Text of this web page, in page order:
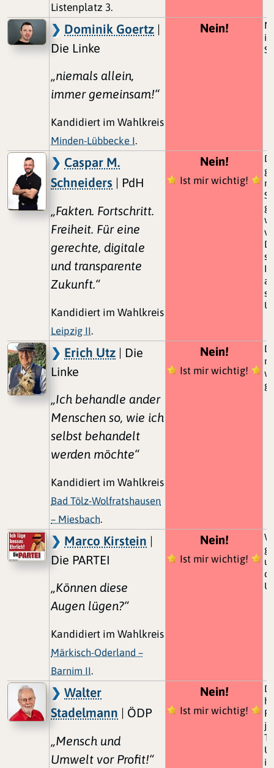
Listenplatz 3.
Dominik Goertz |
Die Linke
„niemals allein,
immer gemeinsam!“
Kandidiert im Wahlkreis
Minden-Lübbecke I.
Nein!
Caspar M.
Schneiders | PdH
„Fakten. Fortschritt.
Freiheit. Für eine
gerechte, digitale
und transparente
Zukunft.“
Kandidiert im Wahlkreis
Leipzig II.
Nein!
Ist mir wichtig!
Erich Utz | Die
Linke
„Ich behandle ander
Menschen so, wie ich
selbst behandelt
werden möchte“
Kandidiert im Wahlkreis
Bad Tölz-Wolfratshausen
– Miesbach.
Nein!
Ist mir wichtig!
Marco Kirstein |
Die PARTEI
„Können diese
Augen lügen?“
Kandidiert im Wahlkreis
Märkisch-Oderland –
Barnim II.
Nein!
Ist mir wichtig!
Walter
Stadelmann | ÖDP
„Mensch und
Umwelt vor Profit!“
Nein!
Ist mir wichtig!